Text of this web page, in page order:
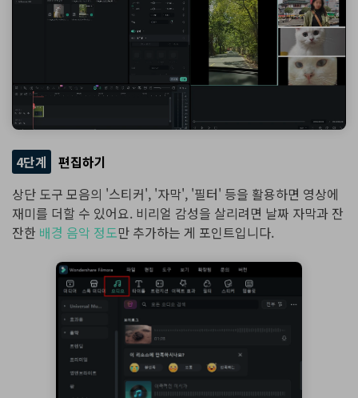
4단계
편집하기
상단 도구 모음의 '스티커', '자막', '필터' 등을 활용하면 영상에
재미를 더할 수 있어요. 비리얼 감성을 살리려면 날짜 자막과 잔
잔한 배경 음악 정도만 추가하는 게 포인트입니다.